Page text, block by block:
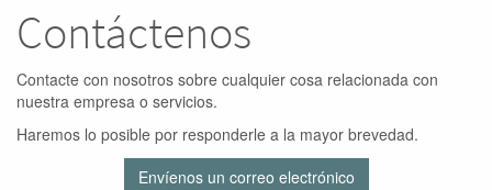
Contáctenos
Contacte con nosotros sobre cualquier cosa relacionada con
nuestra empresa o servicios.
Haremos lo posible por responderle a la mayor brevedad.
Envíenos un correo electrónico